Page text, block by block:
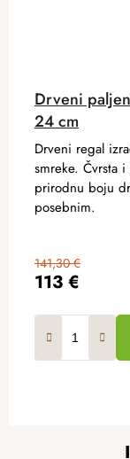
Drveni
24 cm
113 €
141,30 €
Drveni regal
smreke. Čvrsta
prirodnu boju
posebnim.